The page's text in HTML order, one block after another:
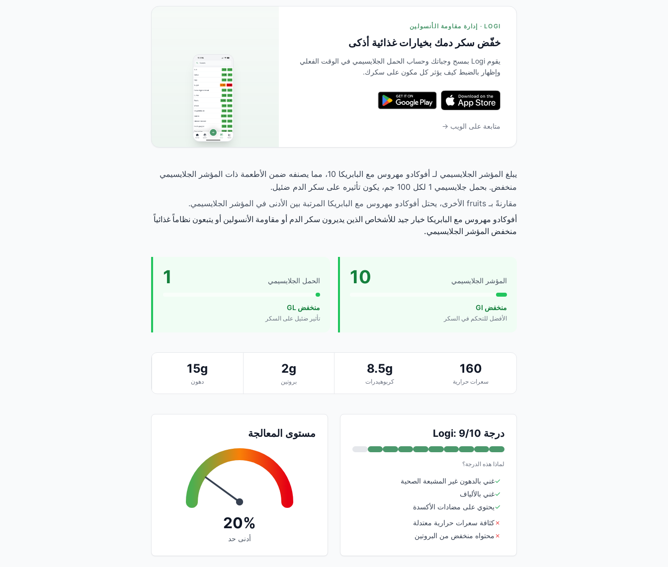
LOGI · إدارة مقاومة الأنسولين
خفّض سكر دمك بخيارات غذائية أذكى
يقوم Logi بمسح وجباتك وحساب الحمل الجلايسيمي في الوقت الفعلي
وإظهار بالضبط كيف يؤثر كل مكون على سكرك.
متابعة على الويب →
يبلغ المؤشر الجلايسيمي لـ أفوكادو مهروس مع البابريكا 10، مما يصنفه ضمن الأطعمة ذات المؤشر الجلايسيمي
منخفض. بحمل جلايسيمي 1 لكل 100 جم، يكون تأثيره على سكر الدم ضئيل.
مقارنةً بـ fruits الأخرى، يحتل أفوكادو مهروس مع البابريكا المرتبة بين الأدنى في المؤشر الجلايسيمي.
أفوكادو مهروس مع البابريكا خيار جيد للأشخاص الذين يديرون سكر الدم أو مقاومة الأنسولين أو يتبعون نظاماً غذائياً
منخفض المؤشر الجلايسيمي.
المؤشر الجلايسيمي 10
منخفض GI
الأفضل للتحكم في السكر
الحمل الجلايسيمي 1
منخفض GL
تأثير ضئيل على السكر
160
سعرات حرارية
8.5g
كربوهيدرات
2g
بروتين
15g
دهون
درجة Logi: 9/10
لماذا هذه الدرجة؟
✓غني بالدهون غير المشبعة الصحية
✓غني بالألياف
✓يحتوي على مضادات الأكسدة
✗كثافة سعرات حرارية معتدلة
✗ محتواه منخفض من البروتين
مستوى المعالجة
20%
أدنى حد